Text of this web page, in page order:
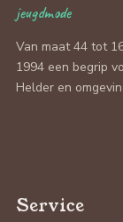
jeugdmode
Van maat 44 tot
1994 een begrip
Helder en
Service